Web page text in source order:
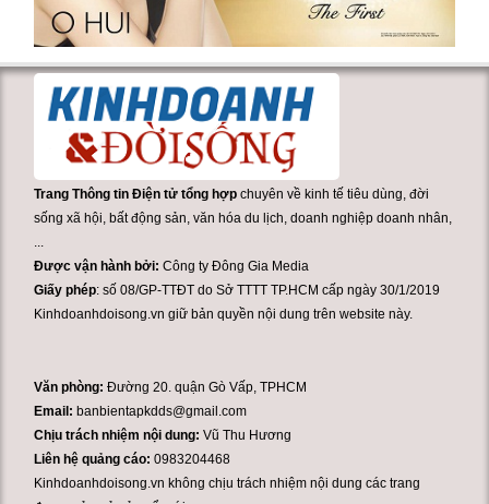
Trang Thông tin Điện tử tổng hợp chuyên về kinh tế tiêu dùng, đời
sống xã hội, bất động sản, văn hóa du lịch, doanh nghiệp doanh nhân,
Được vận hành bởi:Công ty Đông Gia Media
Giấy phép: số 08/GP-TTĐT do Sở TTTT TP.HCM cấp ngày 30/1/2019
Kinhdoanhdoisong.vn giữ bản quyền nội dung trên website này.
Văn phòng:Đường 20. quận Gò Vấp, TPHCM
Email: banbientapkdds@gmail.com
Chịu trách nhiệm nội dung: Vũ Thu Hương
Liên hệ quảng cáo:0983204468
Kinhdoanhdoisong.vn không chịu trách nhiệm nội dung các trang